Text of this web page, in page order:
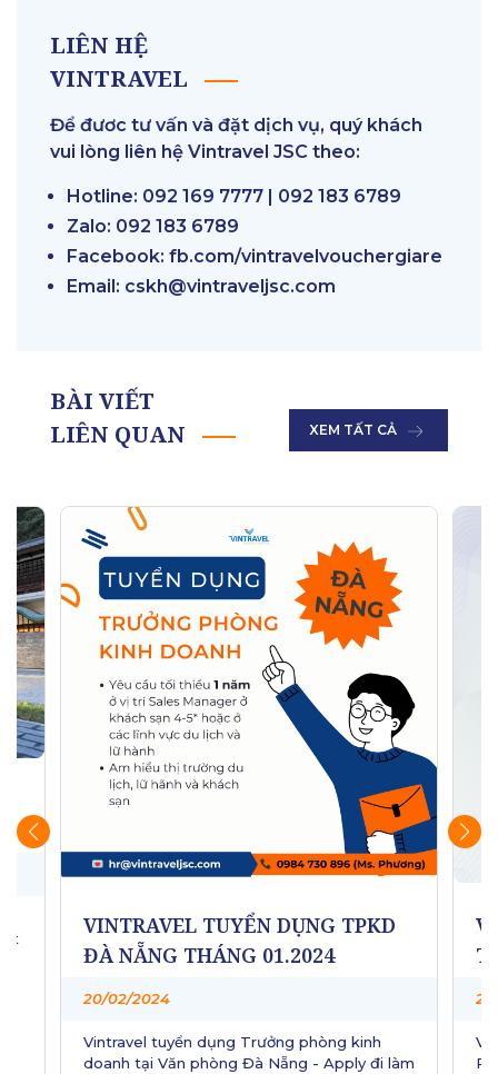
LIÊN HỆ
VINTRAVEL
Để đươc tư vấn và đặt dịch vụ, quý khách
vui lòng liên hệ Vintravel JSC theo:
Hotline: 092 169 7777 | 092 183 6789
Zalo: 092 183 6789
Facebook: fb.com/vintravelvouchergiare
Email: cskh@vintraveljsc.com
BÀI VIẾT
LIÊN QUAN
XEM TẤT CẢ
VINTRAVEL TUYỂN DỤNG TPKD
ĐÀ NẴNG THÁNG 01.2024
20/02/2024
Vintravel tuyển dụng Trưởng phòng kinh
doanh tại Văn phòng Đà Nẵng - Apply đi làm